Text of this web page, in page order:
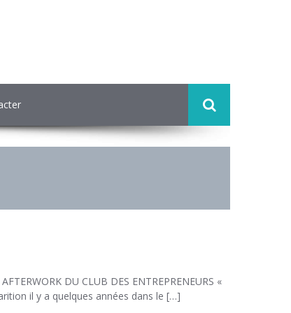
DU CLUB DES ENTREPRENEURS «
il y a quelques années dans le […]